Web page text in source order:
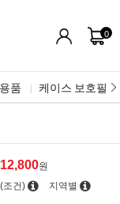
0
품 케이스 보호필름
12,800원
(조건) 지역별